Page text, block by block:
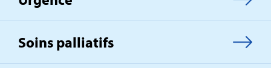
Soins palliatifs